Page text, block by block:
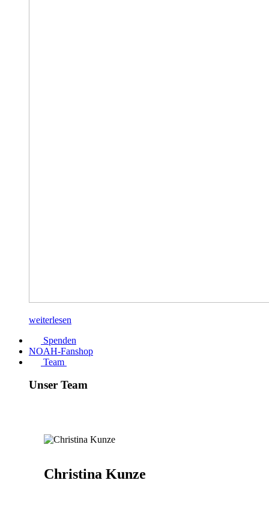
weiterlesen
Spenden
NOAH-Fanshop
Team
Unser Team
Christina Kunze